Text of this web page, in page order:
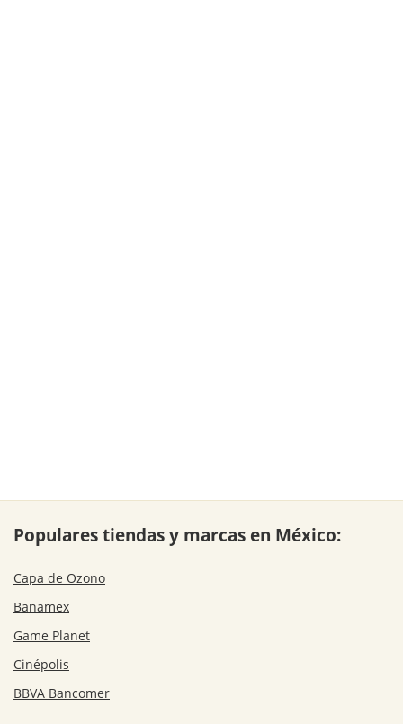
Populares tiendas y marcas en México:
Capa de Ozono
Banamex
Game Planet
Cinépolis
BBVA Bancomer